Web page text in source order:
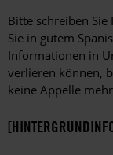
Bitte schreiben
Sie in gutem
Informationen in
verlieren können,
keine Appelle